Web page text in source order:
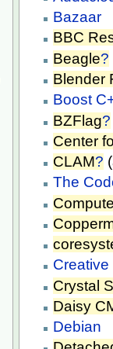
Bazaar
BBC
Beagle?
Blender
Boost
BZFlag?
Center
CLAM?
The
Crystal
Daisy
Debian